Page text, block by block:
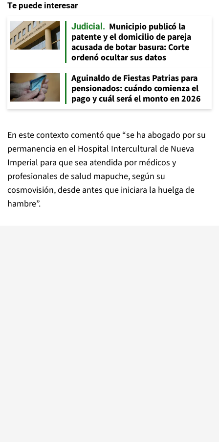
Te puede interesar
Judicial
Municipio publicó la
patente y el domicilio de pareja
acusada de botar basura: Corte
ordenó ocultar sus datos
Aguinaldo de Fiestas Patrias para
pensionados: cuándo comienza el
pago y cuál será el monto en 2026
En este contexto comentó que “se ha abogado por su
permanencia en el Hospital Intercultural de Nueva
Imperial para que sea atendida por médicos y
profesionales de salud mapuche, según su
cosmovisión, desde antes que iniciara la huelga de
hambre”.